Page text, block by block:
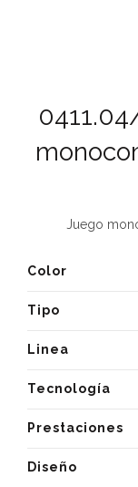
Juego
Color
Tipo
Linea
Tecnología
Prestaciones
Diseño